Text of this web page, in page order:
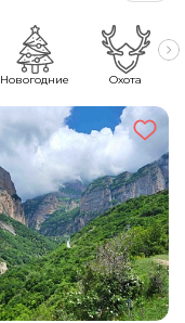
Новогодние Охота